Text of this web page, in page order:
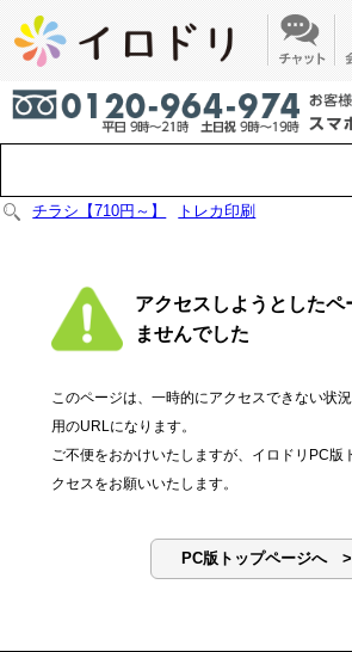
チラシ【710円～】 トレカ印刷
アクセスしようとしたペ
ませんでした
このページは、一時的にアクセスできない状
用のURLになります。
ご不便をおかけいたしますが、イロドリPC版
クセスをお願いいたします。
PC版トップページへ >